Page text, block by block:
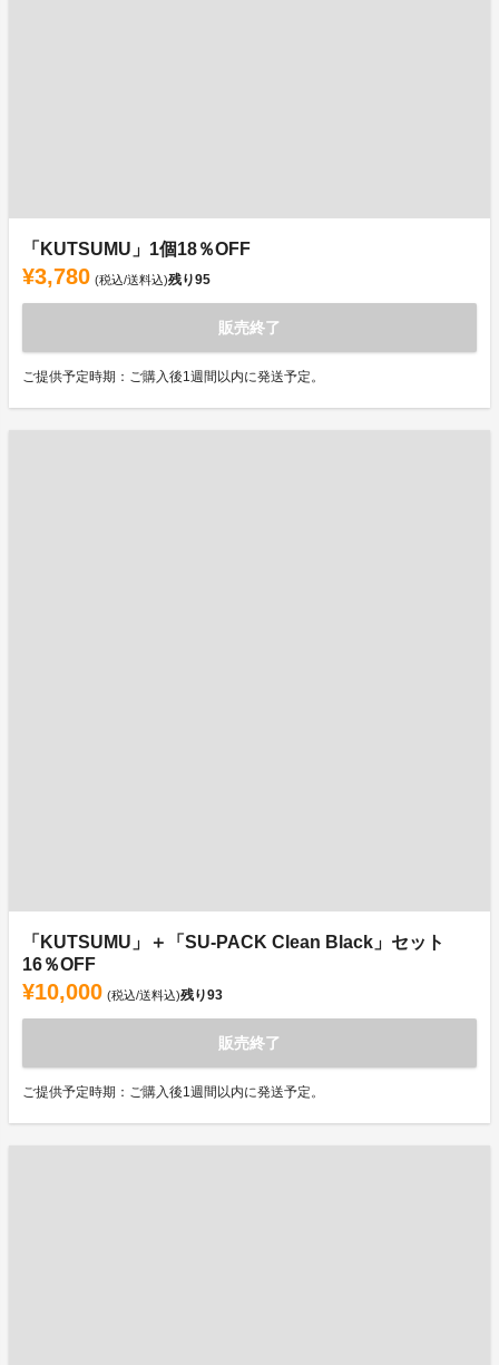
「KUTSUMU」1個18％OFF
¥3,780 (税込/送料込)残り95
販売終了
ご提供予定時期：ご購入後1週間以内に発送予定。
「KUTSUMU」＋「SU-PACK Clean Black」セット
16％OFF
¥10,000 (税込/送料込)残り93
販売終了
ご提供予定時期：ご購入後1週間以内に発送予定。